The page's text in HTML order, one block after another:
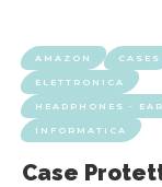
AMAZON CASES
ELETTRONICA
HEADPHONES -
INFORMATICA
Case